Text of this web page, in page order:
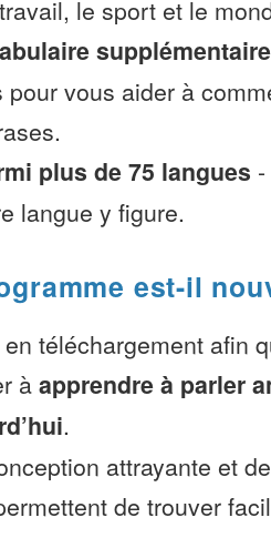
le sport et le
supplémentaire
pour vous aider à
plus de 75 langues -
langue y figure.
est-il
téléchargement afin
à apprendre à parler
.
attrayante et
de trouver